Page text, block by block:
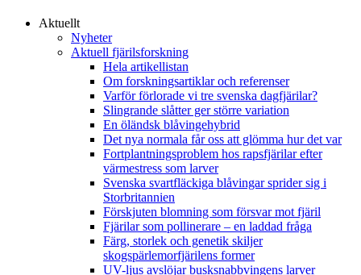
Aktuellt
Nyheter
Aktuell fjärilsforskning
Hela artikellistan
Om forskningsartiklar och referenser
Varför förlorade vi tre svenska dagfjärilar?
Slingrande slåtter ger större variation
En öländsk blåvingehybrid
Det nya normala får oss att glömma hur det var
Fortplantningsproblem hos rapsfjärilar efter
värmestress som larver
Svenska svartfläckiga blåvingar sprider sig i
Storbritannien
Förskjuten blomning som försvar mot fjäril
Fjärilar som pollinerare – en laddad fråga
Färg, storlek och genetik skiljer
skogspärlemorfjärilens former
UV-ljus avslöjar busksnabbvingens larver